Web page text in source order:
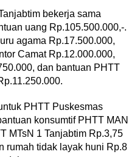
bekerja sama
uang Rp.105.500.000,-.
agama Rp.17.500.000,
Camat Rp.12.000.000,
dan bantuan PHTT
PHTT Puskesmas
konsumtif PHTT MAN
MTsN 1 Tanjabtim Rp.3,75
rumah tidak layak huni Rp.8